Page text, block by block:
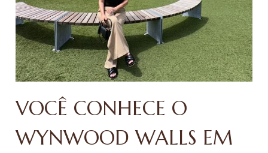
VOCÊ CONHECE O
WYNWOOD WALLS EM